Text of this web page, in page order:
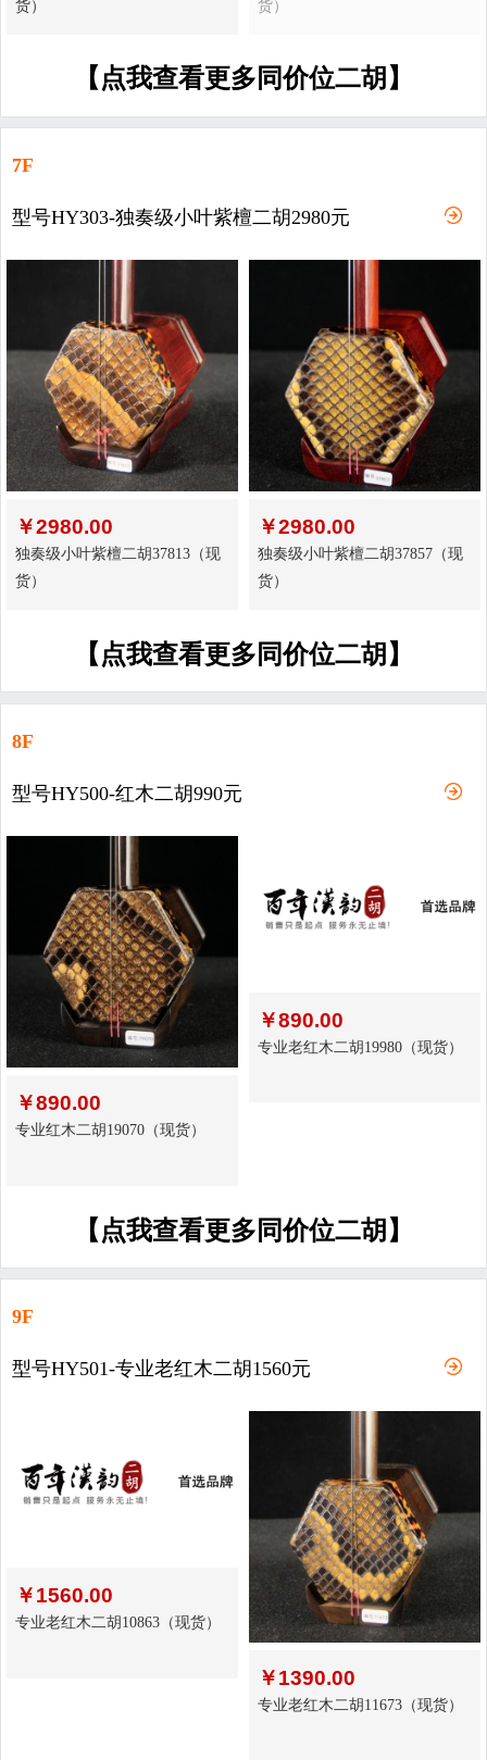
货） 货）
【点我查看更多同价位二胡】
7F
型号HY303-独奏级小叶紫檀二胡2980元
￥2980.00
独奏级小叶紫檀二胡37813（现
货）
￥2980.00
独奏级小叶紫檀二胡37857（现
货）
【点我查看更多同价位二胡】
8F
型号HY500-红木二胡990元
￥890.00
专业红木二胡19070（现货）
￥890.00
专业老红木二胡19980（现货）
【点我查看更多同价位二胡】
9F
型号HY501-专业老红木二胡1560元
￥1560.00
专业老红木二胡10863（现货）
￥1390.00
专业老红木二胡11673（现货）